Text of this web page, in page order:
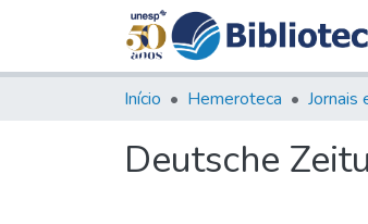
Início Hemeroteca
Deutsche